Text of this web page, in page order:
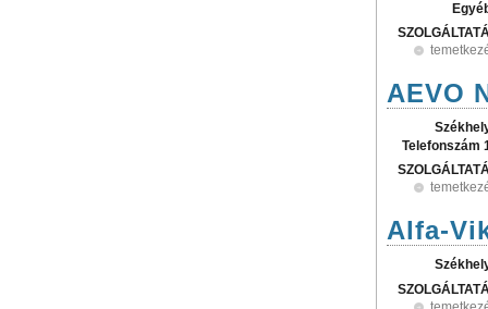
AEVO
Telefonszám
Alfa-